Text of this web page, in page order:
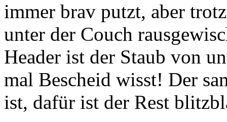
immer brav putzt, aber
unter der Couch
Header ist der Staub von
mal Bescheid wisst! Der
ist, dafür ist der Rest